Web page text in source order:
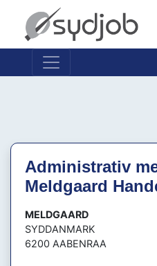
Administrativ
Meldgaard
MELDGAARD
SYDDANMARK
6200 AABENRAA